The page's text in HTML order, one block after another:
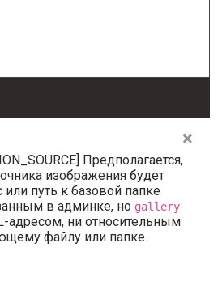
×
Предполагается,
изображения будет
путь к базовой папке
в админке, но gallery
адресом, ни относительным
файлу или папке.